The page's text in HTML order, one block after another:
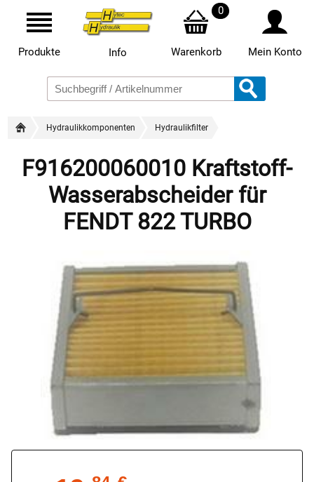
Produkte Info
0
Warenkorb Mein Konto
Hydraulikkomponenten Hydraulikfilter
F916200060010 Kraftstoff-
Wasserabscheider für
FENDT 822 TURBO